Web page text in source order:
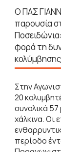
Ο ΠΑΣ
παρουσία
φορά τη
Στην
20
συνολικά
χάλκινα. Οι
περίοδο